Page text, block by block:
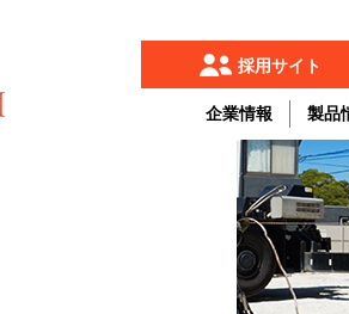
採用サイト
企業情報 製品